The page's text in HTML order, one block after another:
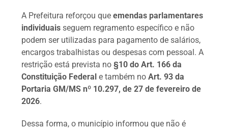
A Prefeitura reforçou queemendas parlamentares
individuais seguem regramento específico e não
podem ser utilizadas para pagamento de salários,
encargos trabalhistas ou despesas com pessoal. A
restrição está prevista no§10 do Art. 166 da
Constituição Federal e também noArt. 93 da
Portaria GM/MS nº 10.297, de 27 de fevereiro de
2026.
Dessa forma, o município informou que não é